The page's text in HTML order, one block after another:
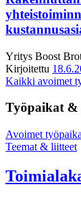
Yritys Boost
Kirjoitettu
Kaikki avoimet
Työpaikat &
Avoimet
Teemat & liitteet